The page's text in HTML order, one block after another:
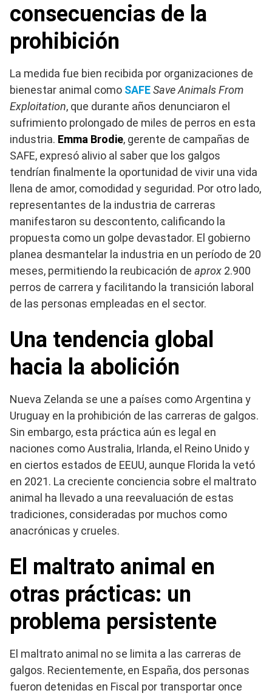
consecuencias de la
prohibición
La medida fue bien recibida por organizaciones de
bienestar animal como SAFESave Animals From
Exploitation, que durante años denunciaron el
sufrimiento prolongado de miles de perros en esta
industria. Emma Brodie, gerente de campañas de
SAFE, expresó alivio al saber que los galgos
tendrían finalmente la oportunidad de vivir una vida
llena de amor, comodidad y seguridad. Por otro lado,
representantes de la industria de carreras
manifestaron su descontento, calificando la
propuesta como un golpe devastador. El gobierno
planea desmantelar la industria en un período de 20
meses, permitiendo la reubicación de aprox 2.900
perros de carrera y facilitando la transición laboral
de las personas empleadas en el sector.
Una tendencia global
hacia la abolición
Nueva Zelanda se une a países como Argentina y
Uruguay en la prohibición de las carreras de galgos.
Sin embargo, esta práctica aún es legal en
naciones como Australia, Irlanda, el Reino Unido y
en ciertos estados de EEUU, aunque Florida la vetó
en 2021. La creciente conciencia sobre el maltrato
animal ha llevado a una reevaluación de estas
tradiciones, consideradas por muchos como
anacrónicas y crueles.
El maltrato animal en
otras prácticas: un
problema persistente
El maltrato animal no se limita a las carreras de
galgos. Recientemente, en España, dos personas
fueron detenidas en Fiscal por transportar once